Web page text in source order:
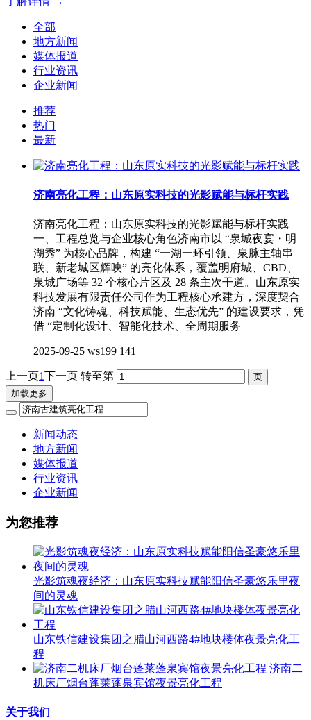
全部
地方新闻
媒体报道
行业资讯
企业新闻
推荐
热门
最新
济南亮化工程：山东原实科技的光影赋能与标杆实践
济南亮化工程：山东原实科技的光影赋能与标杆实践
一、工程总览与企业核心角色济南市以 “泉城夜宴・明
湖秀” 为核心品牌，构建 “一湖一环引领、泉脉主轴串
联、新老城区辉映” 的亮化体系，覆盖明府城、CBD、
泉城广场等 32 个核心片区及 28 条主次干道。山东原实
科技发展有限责任公司作为工程核心承建方，深度契合
济南 “文化铸魂、科技赋能、生态优先” 的建设要求，凭
借 “定制化设计、智能化技术、全周期服务
2025-09-25 ws199 141
上一页1下一页 转至第
加载更多
新闻动态
地方新闻
媒体报道
行业资讯
企业新闻
为您推荐
光影筑魂夜经济：山东原实科技赋能阳信圣豪悠乐里夜
间的灵魂
山东铁信建设集团之腊山河西路4#地块楼体夜景亮化工
程
济南二
机床厂烟台蓬莱蓬泉宾馆夜景亮化工程
关于我们